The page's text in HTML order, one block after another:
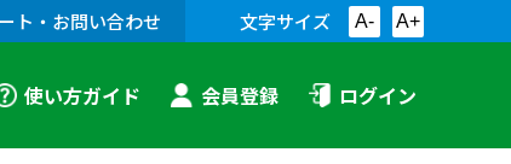
ト・お問い合わせ 文字サイズ A- A+
使い方ガイド 会員登録 ログイン